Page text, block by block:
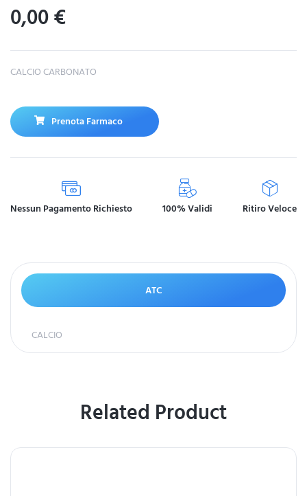
0,00€
CALCIO CARBONATO
Prenota Farmaco
Nessun Pagamento Richiesto 100% Validi Ritiro Veloce
ATC
CALCIO
Related Product